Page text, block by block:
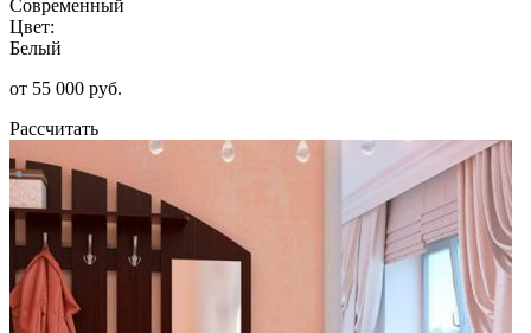
Современный
Цвет:
Белый
от 55 000 руб.
Рассчитать